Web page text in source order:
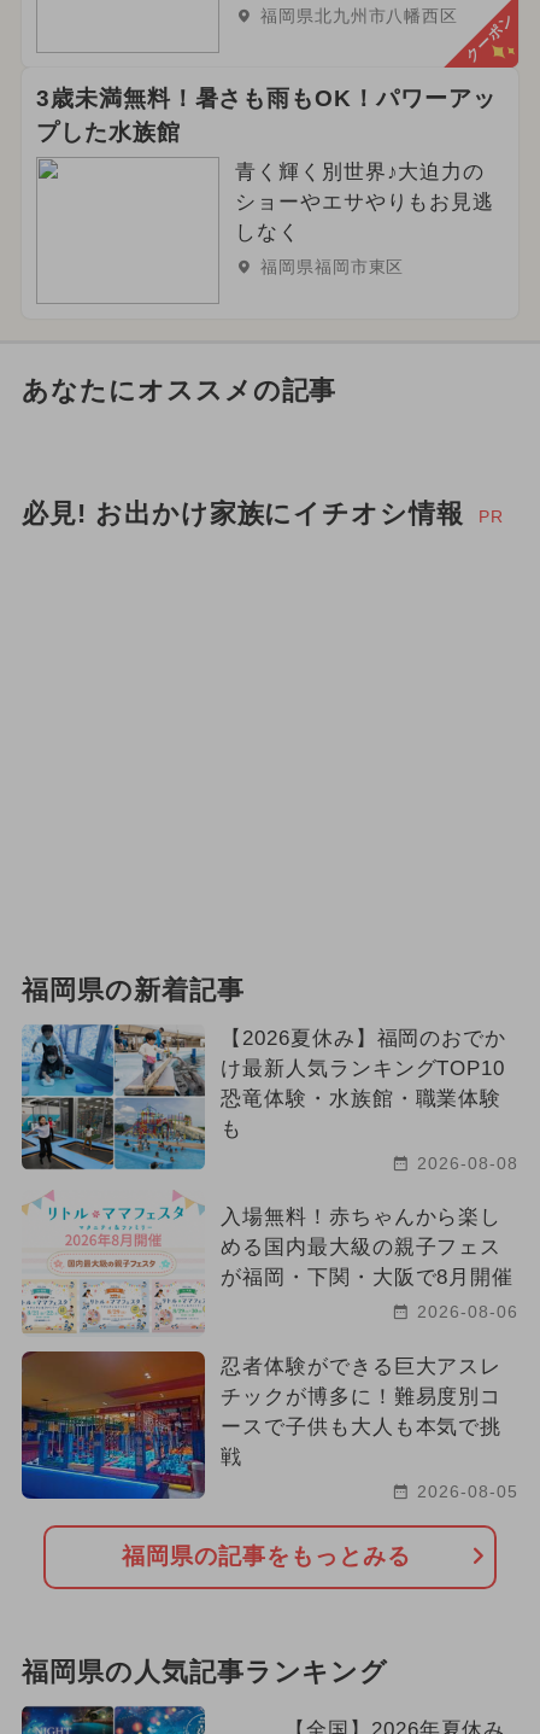
福岡県北九州市八幡西区 クーポン
3歳未満無料！暑さも雨もOK！パワーアッ
プした水族館
青く輝く別世界♪大迫力の
ショーやエサやりもお見逃
しなく
福岡県福岡市東区
あなたにオススメの記事
必見! お出かけ家族にイチオシ情報 PR
福岡県の新着記事
【2026夏休み】福岡のおでか
け最新人気ランキングTOP10
恐竜体験・水族館・職業体験
も
2026-08-08
入場無料！赤ちゃんから楽し
める国内最大級の親子フェス
が福岡・下関・大阪で8月開催
2026-08-06
忍者体験ができる巨大アスレ
チックが博多に！難易度別コ
ースで子供も大人も本気で挑
戦
2026-08-05
福岡県の記事をもっとみる
福岡県の人気記事ランキング